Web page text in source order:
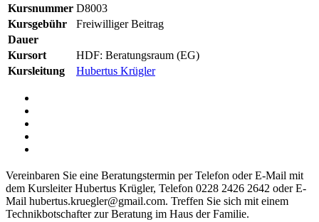
Kursnummer D8003
Kursgebühr
Freiwilliger Beitrag
Dauer
Kursort
HDF: Beratungsraum (EG)
Kursleitung
Hubertus Krügler
Vereinbaren Sie eine Beratungstermin per Telefon oder E-Mail mit
dem Kursleiter Hubertus Krügler, Telefon 0228 2426 2642 oder E-
Mail hubertus.kruegler@gmail.com. Treffen Sie sich mit einem
Technikbotschafter zur Beratung im Haus der Familie.